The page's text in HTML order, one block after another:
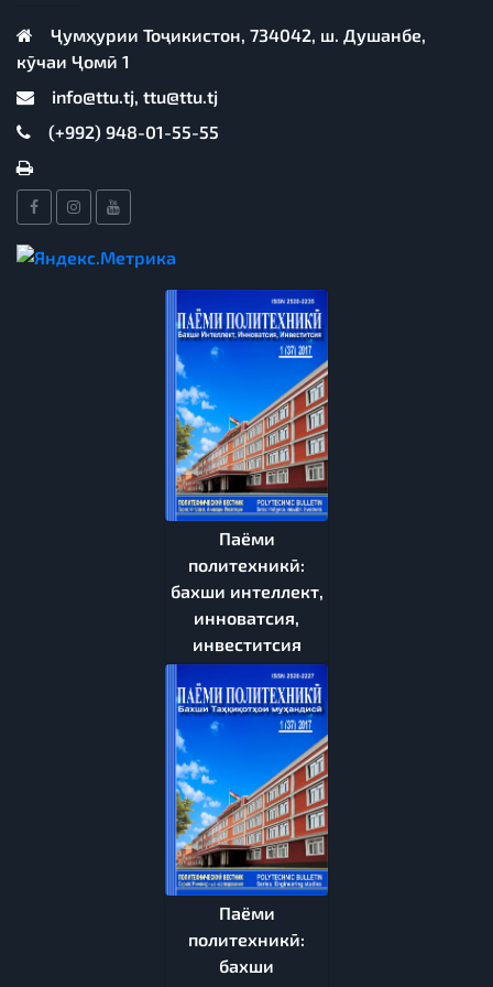
Ҷумҳурии Тоҷикистон, 734042, ш. Душанбе,
кӯчаи Ҷомӣ 1
info@ttu.tj, ttu@ttu.tj
(+992) 948-01-55-55
Паёми
политехникӣ:
бахши интеллект,
инноватсия,
инвеститсия
Паёми
политехникӣ:
бахши